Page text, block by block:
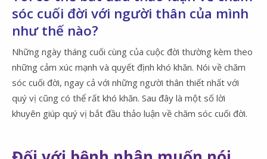
sóc cuối đời với người thân của mình
như thế nào?
Những ngày tháng cuối cùng của cuộc đời thường kèm theo
những cảm xúc mạnh và quyết định khó khăn. Nói về chăm
sóc cuối đời, ngay cả với những người thân thiết nhất với
quý vị cũng có thể rất khó khăn. Sau đây là một số lời
khuyên giúp quý vị bắt đầu thảo luận về chăm sóc cuối đời.